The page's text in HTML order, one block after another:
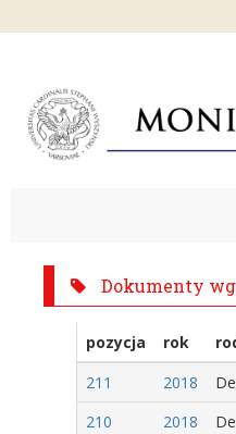
Dokumenty
pozycja rok
211
2018
210
2018